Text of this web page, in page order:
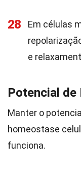
28
Em células
e
Potencial de
Manter o
homeostase
funciona.